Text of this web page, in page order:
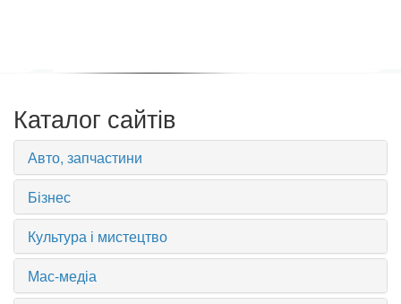
Каталог сайтів
Авто, запчастини
Бізнес
Культура і мистецтво
Мас-медіа